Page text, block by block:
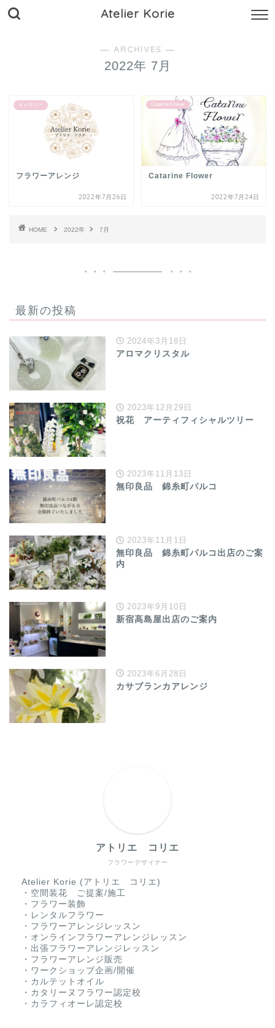
Atelier Korie
― ARCHIVES ―
2022年 7月
ギャラリー
フラワーアレンジ
2022年7月26日
Catarine Flower
Catarine Flower
2022年7月24日
HOME 2022年 7月
最新の投稿
2024年3月18日
アロマクリスタル
2023年12月29日
祝花 アーティフィシャルツリー
2023年11月13日
無印良品 錦糸町パルコ
2023年11月1日
無印良品 錦糸町パルコ出店のご案
内
2023年9月10日
新宿高島屋出店のご案内
2023年6月28日
カサブランカアレンジ
フラワーデザイナー
アトリエ コリエ
Atelier Korie (アトリエ コリエ)
・空間装花 ご提案/施工
・フラワー装飾
・レンタルフラワー
・フラワーアレンジレッスン
・オンラインフラワーアレンジレッスン
・出張フラワーアレンジレッスン
・フラワーアレンジ販売
・ワークショップ企画/開催
・カルテットオイル
・カタリーヌフラワー認定校
・カラフィオーレ認定校